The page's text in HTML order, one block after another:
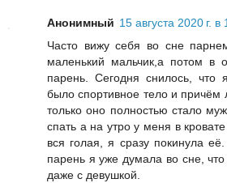
Анонимный 15 августа 2020 г. в
Часто вижу себя во сне
маленький мальчик,а потом в
парень. Сегодня снилось,
было спортивное тело и
только оно полностью стало
спать а на утро у меня в
вся голая, я сразу покинула
парень я уже думала во сне,
даже с девушкой.